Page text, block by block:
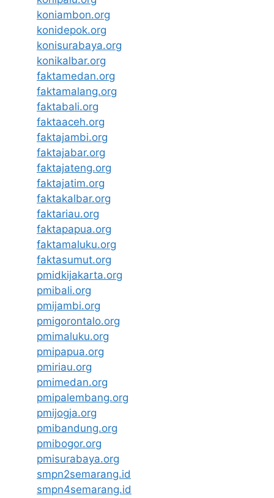
koniambon.org
konidepok.org
konisurabaya.org
konikalbar.org
faktamedan.org
faktamalang.org
faktabali.org
faktaaceh.org
faktajambi.org
faktajabar.org
faktajateng.org
faktajatim.org
faktakalbar.org
faktariau.org
faktapapua.org
faktamaluku.org
faktasumut.org
pmidkijakarta.org
pmibali.org
pmijambi.org
pmigorontalo.org
pmimaluku.org
pmipapua.org
pmiriau.org
pmimedan.org
pmipalembang.org
pmijogja.org
pmibandung.org
pmibogor.org
pmisurabaya.org
smpn2semarang.id
smpn4semarang.id